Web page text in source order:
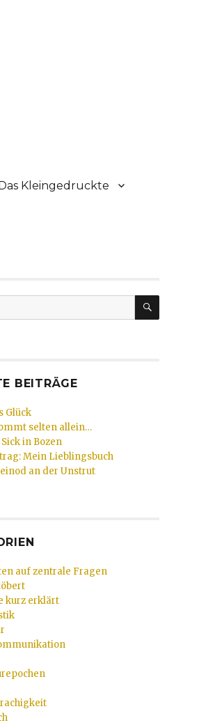
Kleingedruckte
SUCHE
BEITRÄGE
Glück
selten allein…
in Bozen
Mein Lieblingsbuch
an der Unstrut
auf zentrale Fragen
kurz erklärt